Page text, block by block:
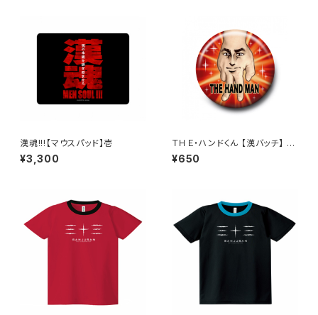
漢魂!!!【マウスパッド】壱
¥3,300
ＴＨＥ・ハンドくん 【漢バッチ】 レ
ッド
¥650